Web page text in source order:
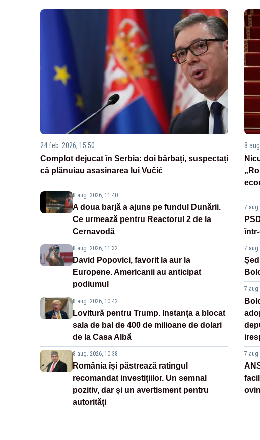
24 feb. 2026, 15:50
Complot dejucat în Serbia: doi bărbați, suspectați
că plănuiau asasinarea lui Vučić
8 aug. 2026, 11:40
A doua barjă a ajuns pe fundul Dunării.
Ce urmează pentru Reactorul 2 de la
Cernavodă
8 aug. 2026, 11:32
David Popovici, favorit la aur la
Europene. Americanii au anticipat
podiumul
8 aug. 2026, 10:42
Lovitură pentru Trump. Instanța a blocat
sala de bal de 400 de milioane de dolari
de la Casa Albă
8 aug. 2026, 10:38
România își păstrează ratingul
recomandat investițiilor. Un semnal
pozitiv, dar și un avertisment pentru
autorități
8
7
7
7
7